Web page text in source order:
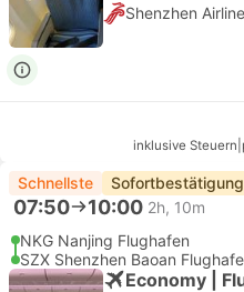
Shenzhen
inklusive Steuern
Schnellste Sofortbestätigung
07:50 10:00 2h, 10m
NKG Nanjing Flughafen
SZX Shenzhen Baoan
Economy |